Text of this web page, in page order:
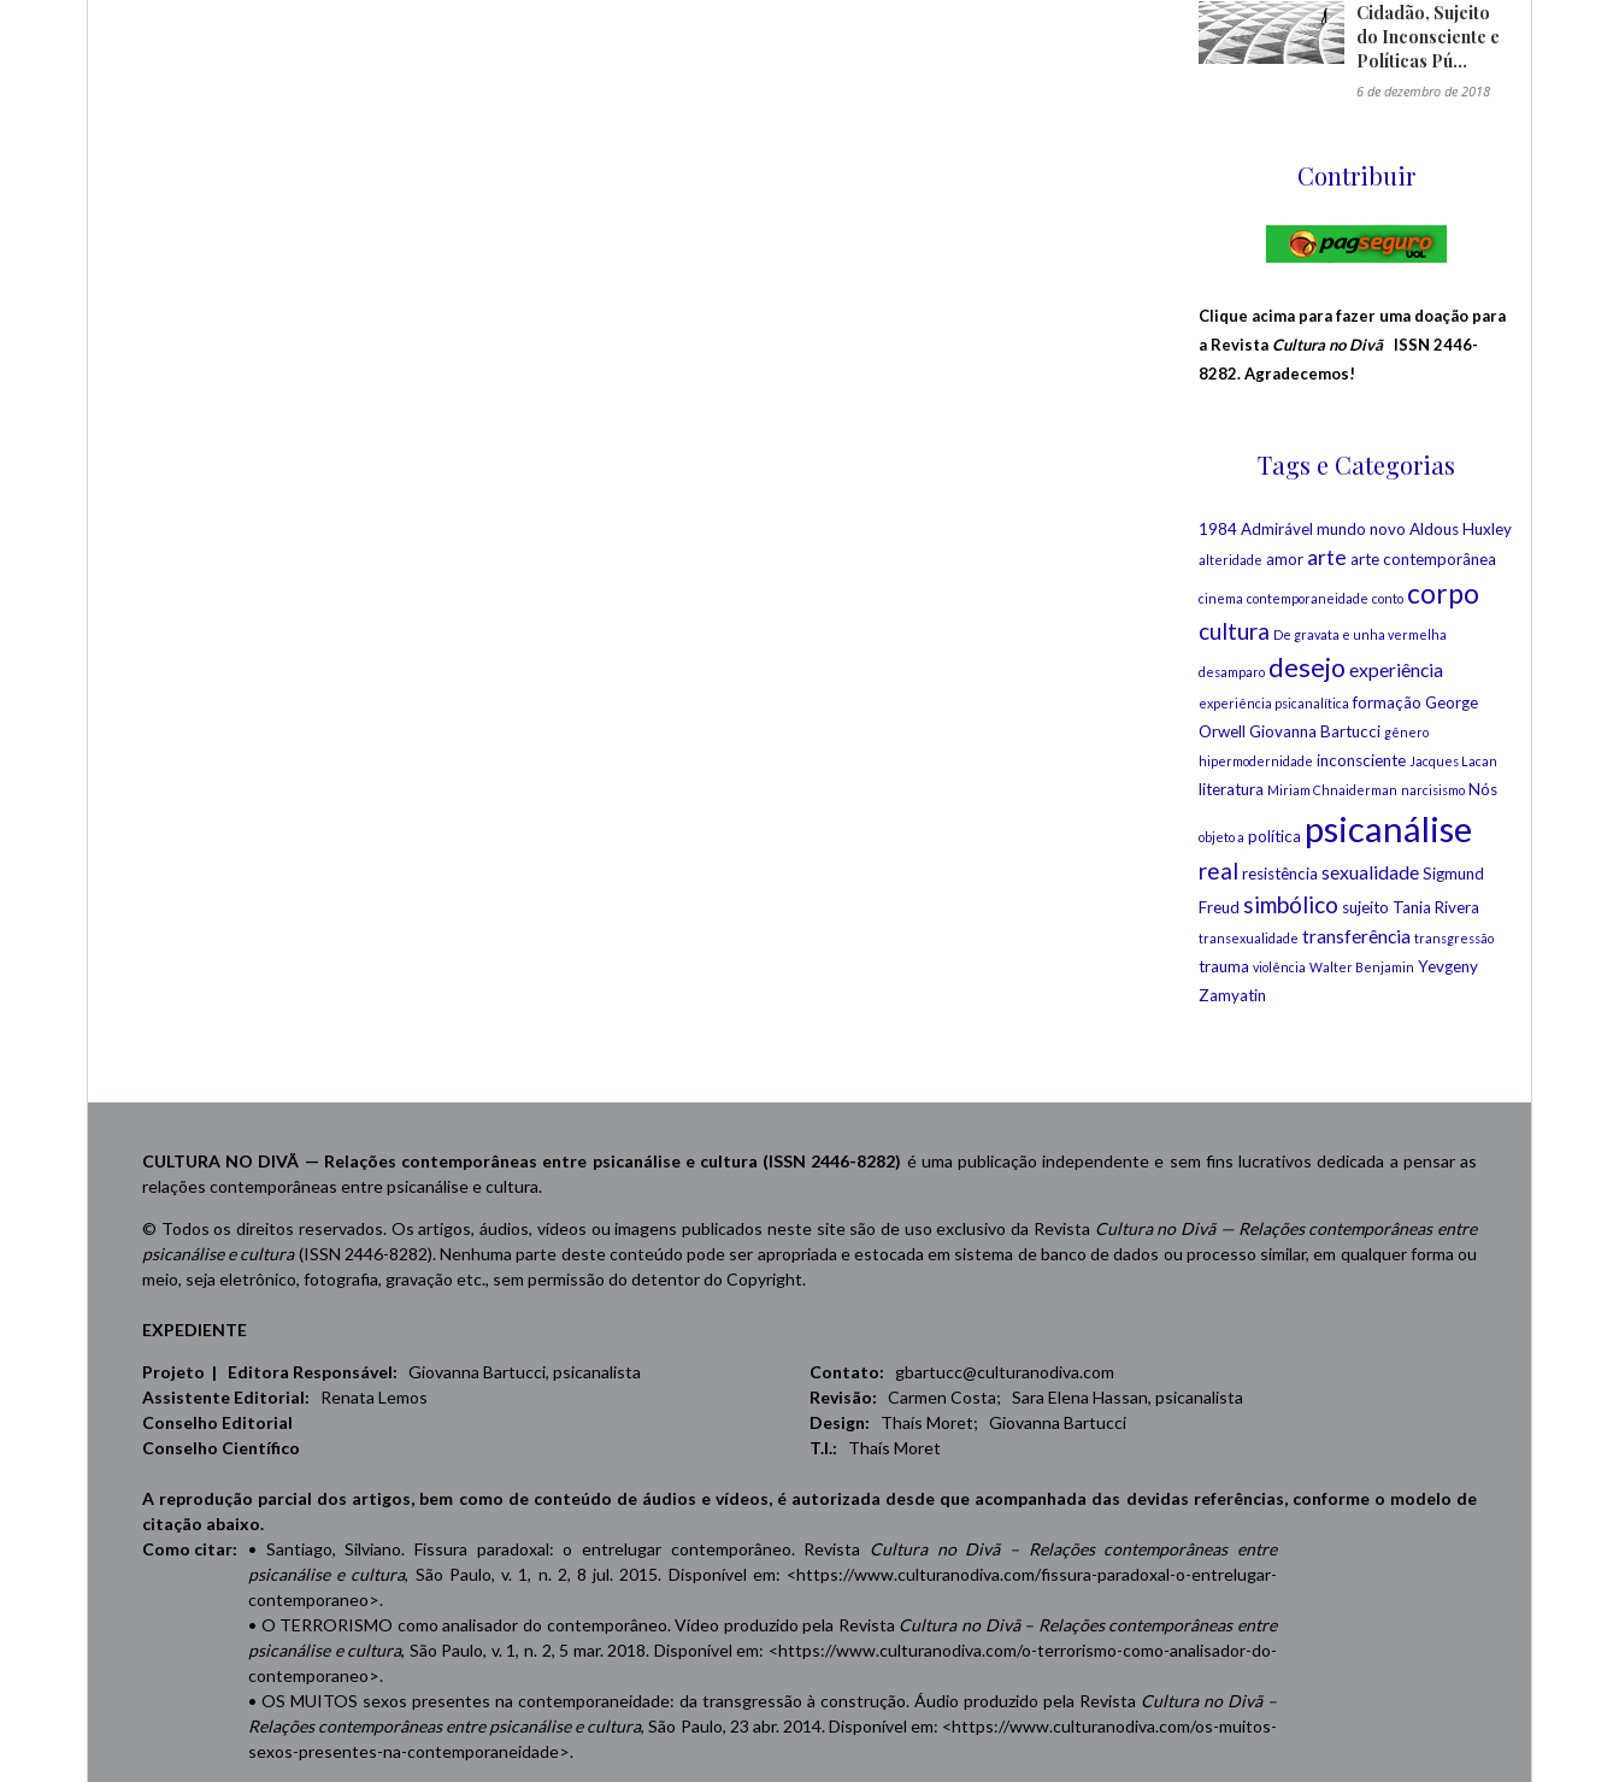
"/>
Cidadão, Sujeito
do Inconsciente e
Políticas Pú...
6 de dezembro de 2018
Contribuir
Clique acima para fazer uma doação para
a Revista Cultura no Divã ISSN 2446-
8282. Agradecemos!
Tags e Categorias
1984 Admirável mundo novo Aldous Huxley
alteridade amor arte arte contemporânea
cinema contemporaneidade conto corpo
cultura De gravata e unha vermelha
desamparo desejo experiência
experiência psicanalítica formação George
Orwell Giovanna Bartucci gênero
hipermodernidade inconsciente Jacques Lacan
literatura Miriam Chnaiderman narcisismo Nós
objeto a política psicanálise
real resistência sexualidade Sigmund
Freud simbólico sujeito Tania Rivera
transexualidade transferência transgressão
trauma violência Walter Benjamin Yevgeny
Zamyatin
CULTURA NO DIVÃ — Relações contemporâneas entre psicanálise e cultura (ISSN 2446-8282) é uma publicação independente e sem fins lucrativos dedicada a pensar as
relações contemporâneas entre psicanálise e cultura.
© Todos os direitos reservados. Os artigos, áudios, vídeos ou imagens publicados neste site são de uso exclusivo da Revista Cultura no Divã — Relações contemporâneas entre
psicanálise e cultura(ISSN 2446-8282). Nenhuma parte deste conteúdo pode ser apropriada e estocada em sistema de banco de dados ou processo similar, em qualquer forma ou
meio, seja eletrônico, fotografia, gravação etc., sem permissão do detentor do Copyright.
EXPEDIENTE
Projeto | Editora Responsável: Giovanna Bartucci, psicanalista
Assistente Editorial: Renata Lemos
Conselho Editorial
Conselho Científico
Contato: gbartucc@culturanodiva.com
Revisão: Carmen Costa; Sara Elena Hassan, psicanalista
Design: Thaís Moret; Giovanna Bartucci
T.I.: Thaís Moret
A reprodução parcial dos artigos, bem como de conteúdo de áudios e vídeos, é autorizada desde que acompanhada das devidas referências, conforme o modelo de
citação abaixo.
Como citar:
• Santiago, Silviano. Fissura paradoxal: o entrelugar contemporâneo. Revista Cultura no Divã – Relações contemporâneas entre
psicanálise e cultura, São Paulo, v. 1, n. 2, 8 jul. 2015. Disponível em: <https://www.culturanodiva.com/fissura-paradoxal-o-entrelugar-
contemporaneo>.
• O TERRORISMO como analisador do contemporâneo. Vídeo produzido pela Revista Cultura no Divã – Relações contemporâneas entre
psicanálise e cultura, São Paulo, v. 1, n. 2, 5 mar. 2018. Disponível em: <https://www.culturanodiva.com/o-terrorismo-como-analisador-do-
contemporaneo>.
• OS MUITOS sexos presentes na contemporaneidade: da transgressão à construção. Áudio produzido pela Revista Cultura no Divã –
Relações contemporâneas entre psicanálise e cultura, São Paulo, 23 abr. 2014. Disponível em: <https://www.culturanodiva.com/os-muitos-
sexos-presentes-na-contemporaneidade>.